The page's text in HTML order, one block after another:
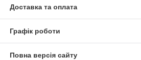
Доставка та оплата
Графік роботи
Повна версія сайту